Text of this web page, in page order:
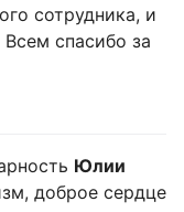
сотрудника, и
спасибо за
Юлии
доброе сердце